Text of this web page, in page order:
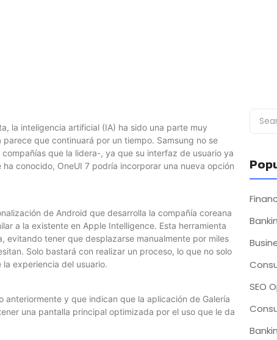
la inteligencia artificial (IA) ha sido una parte muy
que continuará por un tiempo. Samsung no se
que la lidera-, ya que su interfaz de usuario ya
conocido, OneUI 7 podría incorporar una nueva opción
de Android que desarrolla la compañía coreana
a la existente en Apple Intelligence. Esta herramienta
evitando tener que desplazarse manualmente por miles
Solo bastará con realizar un proceso, lo que no solo
experiencia del usuario.
y que indican que la aplicación de Galería
una pantalla principal optimizada por el uso que le da
SEO